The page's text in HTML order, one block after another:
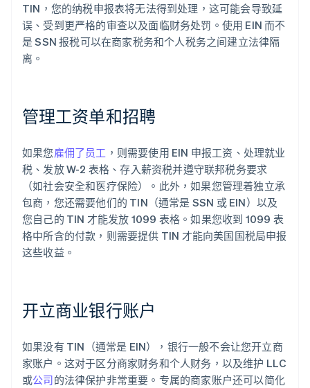
TIN，您的纳税申报表将无法得到处理，这可能会导致延
误、受到更严格的审查以及面临财务处罚。使用 EIN 而不
是 SSN 报税可以在商家税务和个人税务之间建立法律隔
离。
管理工资单和招聘
如果您雇佣了员工 ，则需要使用 EIN 申报工资、处理就业
税、发放 W-2 表格、存入薪资税并遵守联邦税务要求
（如社会安全和医疗保险）。此外，如果您管理着独立承
包商，您还需要他们的 TIN（通常是 SSN 或 EIN）以及
您自己的 TIN 才能发放 1099 表格。如果您收到 1099 表
格中所含的付款，则需要提供 TIN 才能向美国国税局申报
这些收益。
开立商业银行账户
如果没有 TIN（通常是 EIN），银行一般不会让您开立商
家账户。这对于区分商家财务和个人财务，以及维护 LLC
或公司的法律保护非常重要。专属的商家账户还可以简化